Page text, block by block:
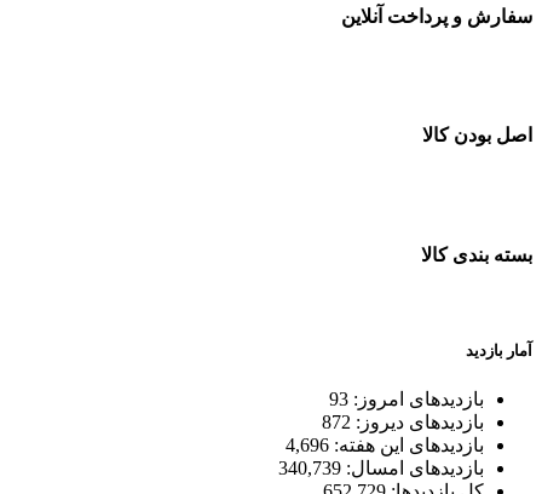
سفارش و پرداخت آنلاین
اصل بودن کالا
بسته بندی کالا
آمار بازدید
بازدیدهای امروز: 93
بازدیدهای دیروز: 872
بازدیدهای این هفته: 4,696
بازدیدهای امسال: 340,739